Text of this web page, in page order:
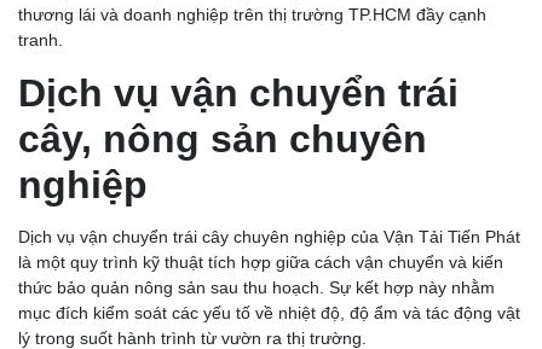
thương lái và doanh nghiệp trên thị trường TP.HCM đầy cạnh
tranh.
Dịch vụ vận chuyển trái
cây, nông sản chuyên
nghiệp
Dịch vụ vận chuyển trái cây chuyên nghiệp của Vận Tải Tiến Phát
là một quy trình kỹ thuật tích hợp giữa cách vận chuyển và kiến
thức bảo quản nông sản sau thu hoạch. Sự kết hợp này nhằm
mục đích kiểm soát các yếu tố về nhiệt độ, độ ẩm và tác động vật
lý trong suốt hành trình từ vườn ra thị trường.